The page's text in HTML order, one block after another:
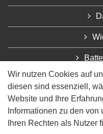
Wir nutzen Cookies auf
diesen sind essenziell,
Website und Ihre
Informationen zu den
Ihren Rechten als Nutzer